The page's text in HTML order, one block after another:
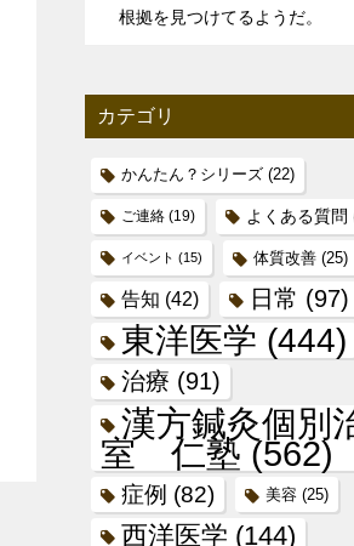
根拠を見つけてるようだ。
カテゴリ
かんたん？シリーズ (22)
ご連絡 (19) よくある質問
イベント (15) 体質改善 (25)
告知 (42) 日常 (97)
東洋医学 (444)
治療 (91)
漢方鍼灸個別
室 仁塾 (562)
症例 (82) 美容 (25)
西洋医学 (144)